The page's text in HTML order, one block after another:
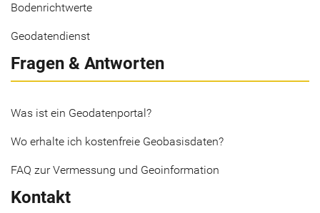
Bodenrichtwerte
Geodatendienst
Fragen & Antworten
Was ist ein Geodatenportal?
Wo erhalte ich kostenfreie Geobasisdaten?
FAQ zur Vermessung und Geoinformation
Kontakt